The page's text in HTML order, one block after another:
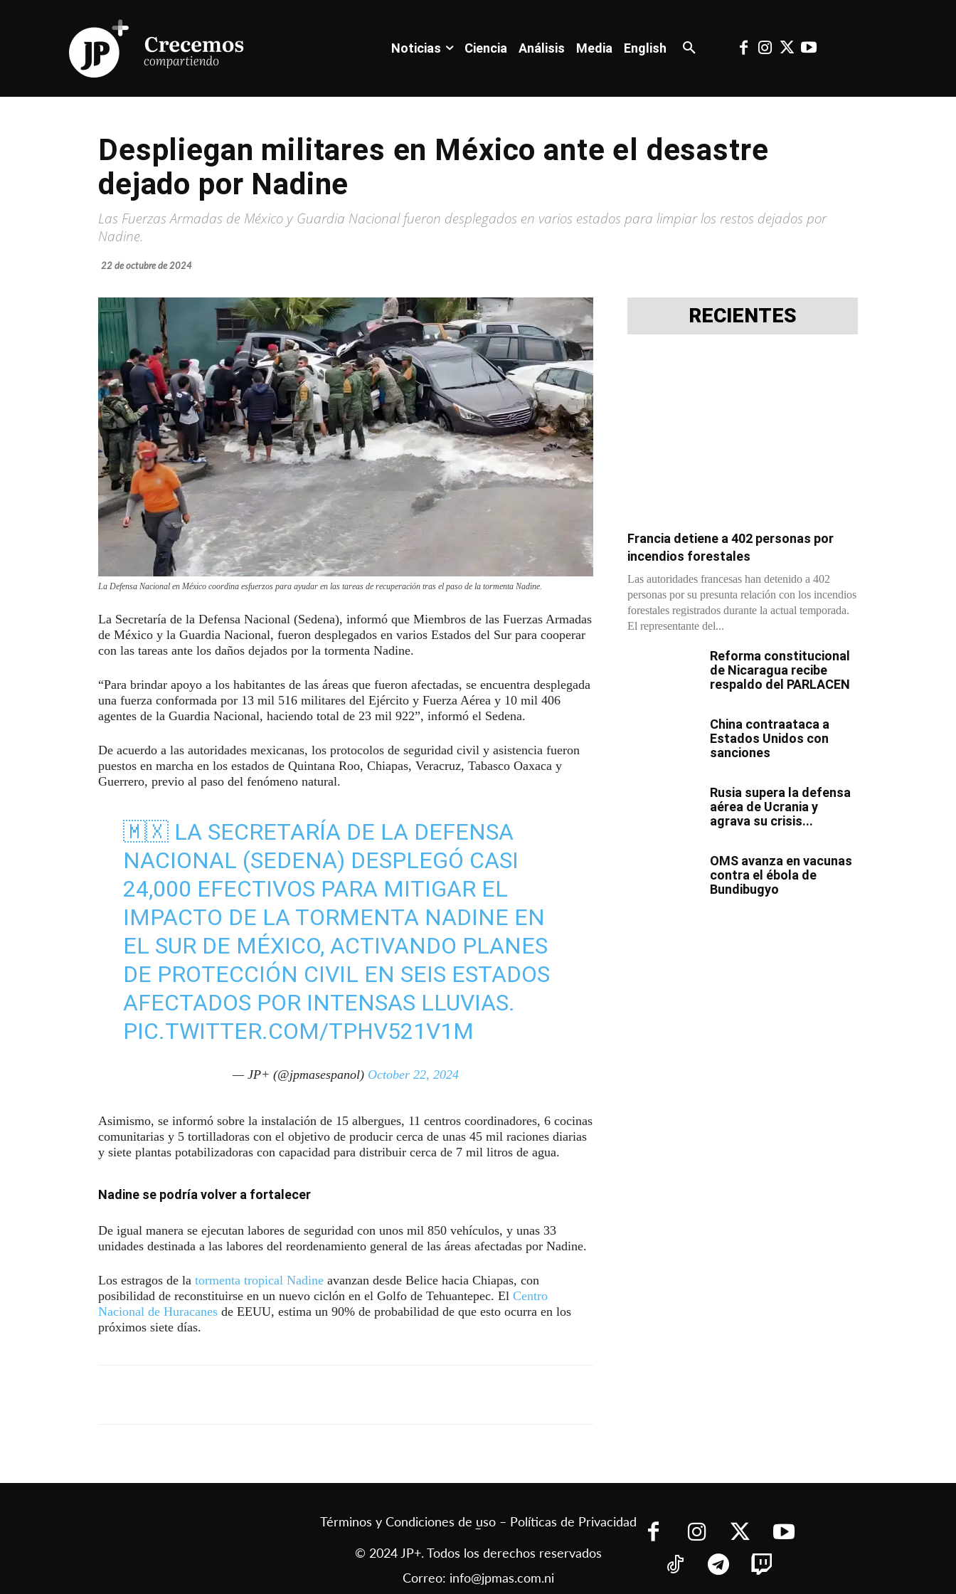
Noticias Ciencia Análisis Media English
Despliegan militares en México ante el desastre
dejado por Nadine
Las Fuerzas Armadas de México y Guardia Nacional fueron desplegados en varios estados para limpiar los restos dejados por
Nadine.
22 de octubre de 2024
La Defensa Nacional en México coordina esfuerzos para ayudar en las tareas de recuperación tras el paso de la tormenta Nadine.
La Secretaría de la Defensa Nacional (Sedena), informó que Miembros de las Fuerzas Armadas
de México y la Guardia Nacional, fueron desplegados en varios Estados del Sur para cooperar
con las tareas ante los daños dejados por la tormenta Nadine.
“Para brindar apoyo a los habitantes de las áreas que fueron afectadas, se encuentra desplegada
una fuerza conformada por 13 mil 516 militares del Ejército y Fuerza Aérea y 10 mil 406
agentes de la Guardia Nacional, haciendo total de 23 mil 922”, informó el Sedena.
De acuerdo a las autoridades mexicanas, los protocolos de seguridad civil y asistencia fueron
puestos en marcha en los estados de Quintana Roo, Chiapas, Veracruz, Tabasco Oaxaca y
Guerrero, previo al paso del fenómeno natural.
🇲🇽 LA SECRETARÍA DE LA DEFENSA
NACIONAL (SEDENA) DESPLEGÓ CASI
24,000 EFECTIVOS PARA MITIGAR EL
IMPACTO DE LA TORMENTA NADINE EN
EL SUR DE MÉXICO, ACTIVANDO PLANES
DE PROTECCIÓN CIVIL EN SEIS ESTADOS
AFECTADOS POR INTENSAS LLUVIAS.
PIC.TWITTER.COM/TPHV521V1M
— JP+ (@jpmasespanol) October 22, 2024
Asimismo, se informó sobre la instalación de 15 albergues, 11 centros coordinadores, 6 cocinas
comunitarias y 5 tortilladoras con el objetivo de producir cerca de unas 45 mil raciones diarias
y siete plantas potabilizadoras con capacidad para distribuir cerca de 7 mil litros de agua.
Nadine se podría volver a fortalecer
De igual manera se ejecutan labores de seguridad con unos mil 850 vehículos, y unas 33
unidades destinada a las labores del reordenamiento general de las áreas afectadas por Nadine.
Los estragos de la tormenta tropical Nadine avanzan desde Belice hacia Chiapas, con
posibilidad de reconstituirse en un nuevo ciclón en el Golfo de Tehuantepec. El Centro
Nacional de Huracanes de EEUU, estima un 90% de probabilidad de que esto ocurra en los
próximos siete días.
RECIENTES
Francia detiene a 402 personas por
incendios forestales
Las autoridades francesas han detenido a 402
personas por su presunta relación con los incendios
forestales registrados durante la actual temporada.
El representante del...
Reforma constitucional
de Nicaragua recibe
respaldo del PARLACEN
China contraataca a
Estados Unidos con
sanciones
Rusia supera la defensa
aérea de Ucrania y
agrava su crisis...
OMS avanza en vacunas
contra el ébola de
Bundibugyo
Términos y Condiciones de uso – Políticas de Privacidad
–
© 2024 JP+. Todos los derechos reservados
Correo: info@jpmas.com.ni